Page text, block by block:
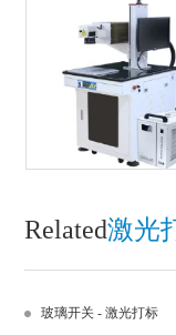
Related激光
玻璃开关 - 激光打标